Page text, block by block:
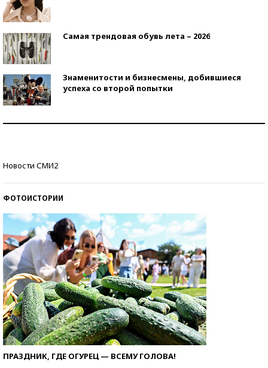
Самая трендовая обувь лета – 2026
Знаменитости и бизнесмены, добившиеся
успеха со второй попытки
Новости СМИ2
ФОТОИСТОРИИ
ПРАЗДНИК, ГДЕ ОГУРЕЦ — ВСЕМУ ГОЛОВА!